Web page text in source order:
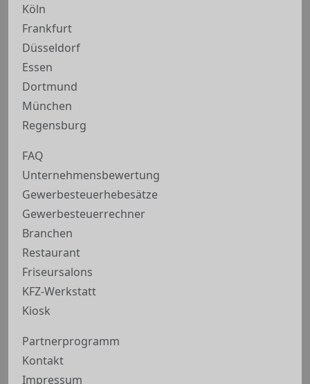
Köln
Frankfurt
Düsseldorf
Essen
Dortmund
München
Regensburg
FAQ
Unternehmensbewertung
Gewerbesteuerhebesätze
Gewerbesteuerrechner
Branchen
Restaurant
Friseursalons
KFZ-Werkstatt
Kiosk
Partnerprogramm
Kontakt
Impressum